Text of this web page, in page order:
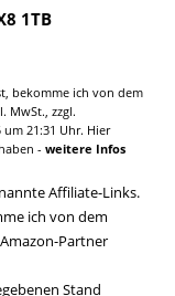
1TB
bekomme ich von dem
MwSt., zzgl.
21:31 Uhr. Hier
- weitere Infos
Affiliate-Links.
ich von dem
Partner
Stand